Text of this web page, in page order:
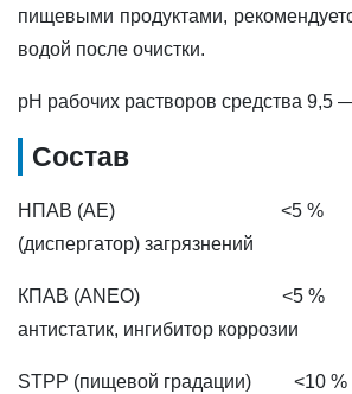
пищевыми продуктами,
водой после очистки.
pH рабочих растворов средства 9,5
Состав
НПАВ (AE) <5 % —
(диспергатор) загрязнений
КПАВ (ANEO) <5 % —
антистатик, ингибитор коррозии
STPP (пищевой градации) <10